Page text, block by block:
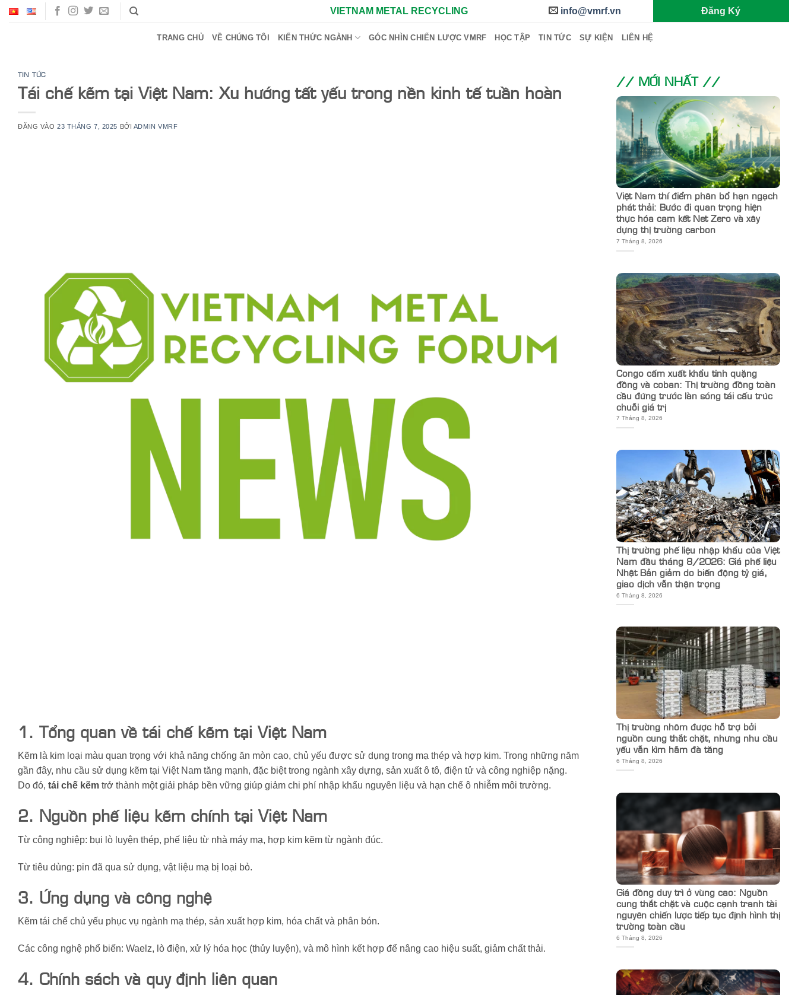
Bỏ
VIETNAM METAL RECYCLING info@vmrf.vn Đăng Ký
TRANG CHỦ VỀ CHÚNG TÔI KIẾN THỨC NGÀNH GÓC NHÌN CHIẾN LƯỢC VMRF HỌC TẬP TIN TỨC SỰ KIỆN LIÊN HỆ
TIN TỨC
Tái chế kẽm tại Việt Nam: Xu hướng tất yếu trong nền kinh tế tuần hoàn
ĐĂNG VÀO23 THÁNG 7, 2025 BỞI ADMIN VMRF
1. Tổng quan về tái chế kẽm tại Việt Nam
Kẽm là kim loại màu quan trọng với khả năng chống ăn mòn cao, chủ yếu được sử dụng trong mạ thép và hợp kim. Trong những năm
gần đây, nhu cầu sử dụng kẽm tại Việt Nam tăng mạnh, đặc biệt trong ngành xây dựng, sản xuất ô tô, điện tử và công nghiệp nặng.
Do đó, tái chế kẽm trở thành một giải pháp bền vững giúp giảm chi phí nhập khẩu nguyên liệu và hạn chế ô nhiễm môi trường.
2. Nguồn phế liệu kẽm chính tại Việt Nam
Từ công nghiệp: bụi lò luyện thép, phế liệu từ nhà máy mạ, hợp kim kẽm từ ngành đúc.
Từ tiêu dùng: pin đã qua sử dụng, vật liệu mạ bị loại bỏ.
3. Ứng dụng và công nghệ
Kẽm tái chế chủ yếu phục vụ ngành mạ thép, sản xuất hợp kim, hóa chất và phân bón.
Các công nghệ phổ biến: Waelz, lò điện, xử lý hóa học (thủy luyện), và mô hình kết hợp để nâng cao hiệu suất, giảm chất thải.
4. Chính sách và quy định liên quan
// MỚI NHẤT //
Việt Nam thí điểm phân bổ hạn ngạch
phát thải: Bước đi quan trọng hiện
thực hóa cam kết Net Zero và xây
dựng thị trường carbon
7 Tháng 8, 2026
Congo cấm xuất khẩu tinh quặng
đồng và coban: Thị trường đồng toàn
cầu đứng trước làn sóng tái cấu trúc
chuỗi giá trị
7 Tháng 8, 2026
Thị trường phế liệu nhập khẩu của Việt
Nam đầu tháng 8/2026: Giá phế liệu
Nhật Bản giảm do biến động tỷ giá,
giao dịch vẫn thận trọng
6 Tháng 8, 2026
Thị trường nhôm được hỗ trợ bởi
nguồn cung thắt chặt, nhưng nhu cầu
yếu vẫn kìm hãm đà tăng
6 Tháng 8, 2026
Giá đồng duy trì ở vùng cao: Nguồn
cung thắt chặt và cuộc cạnh tranh tài
nguyên chiến lược tiếp tục định hình thị
trường toàn cầu
6 Tháng 8, 2026